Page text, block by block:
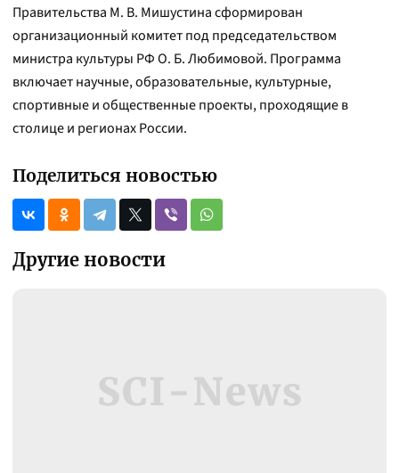
Правительства М. В. Мишустина сформирован
организационный комитет под председательством
министра культуры РФ О. Б. Любимовой. Программа
включает научные, образовательные, культурные,
спортивные и общественные проекты, проходящие в
столице и регионах России.
Поделиться новостью
Другие новости